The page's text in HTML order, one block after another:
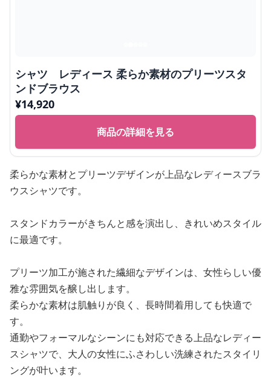
シャツ レディース 柔らか素材のプリーツスタ
ンドブラウス
¥14,920
商品の詳細を見る
柔らかな素材とプリーツデザインが上品なレディースブラ
ウスシャツです。
スタンドカラーがきちんと感を演出し、きれいめスタイル
に最適です。
プリーツ加工が施された繊細なデザインは、女性らしい優
雅な雰囲気を醸し出します。
柔らかな素材は肌触りが良く、長時間着用しても快適で
す。
通勤やフォーマルなシーンにも対応できる上品なレディー
スシャツで、大人の女性にふさわしい洗練されたスタイリ
ングが叶います。